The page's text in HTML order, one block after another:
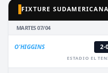
FIXTURE SUDAMERICANA
MARTES 07/04
O'HIGGINS 2-
ESTADIO EL